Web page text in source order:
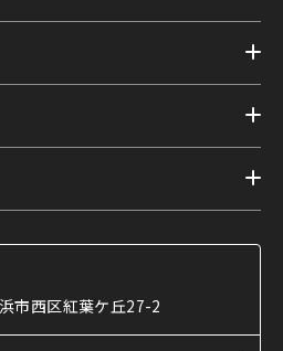
事業
市西区紅葉ケ丘27-2